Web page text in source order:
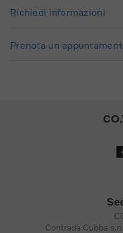
Richiedi informazioni
Prenota un
Contrada Cubba